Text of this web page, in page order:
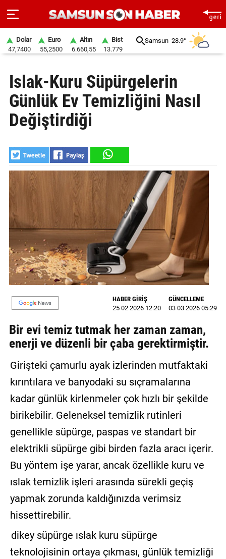
SAYFA
SAMSUN
HABER
GÜNDEM
SİYASET
DÜNYA
MAGAZİN
GALERİ
VİDEO
YAZARLAR
BİZE
ULAŞIN
Künye
İletişim
Gizlilik
Politikası
Dolar
47,7400
Euro
55,2500
Altın
6.660,55
Bist
13.779
Samsun 28.9°
Islak-Kuru Süpürgelerin
Günlük Ev Temizliğini Nasıl
Değiştirdiği
HABER GİRİŞ
25 02 2026 12:20
GÜNCELLEME
03 03 2026 05:29
Bir evi temiz tutmak her zaman zaman,
enerji ve düzenli bir çaba gerektirmiştir.
Girişteki çamurlu ayak izlerinden mutfaktaki
kırıntılara ve banyodaki su sıçramalarına
kadar günlük kirlenmeler çok hızlı bir şekilde
birikebilir. Geleneksel temizlik rutinleri
genellikle süpürge, paspas ve standart bir
elektrikli süpürge gibi birden fazla aracı içerir.
Bu yöntem işe yarar, ancak özellikle kuru ve
ıslak temizlik işleri arasında sürekli geçiş
yapmak zorunda kaldığınızda verimsiz
hissettirebilir.
dikey süpürge ıslak kuru süpürge
teknolojisinin ortaya çıkması, günlük temizliği